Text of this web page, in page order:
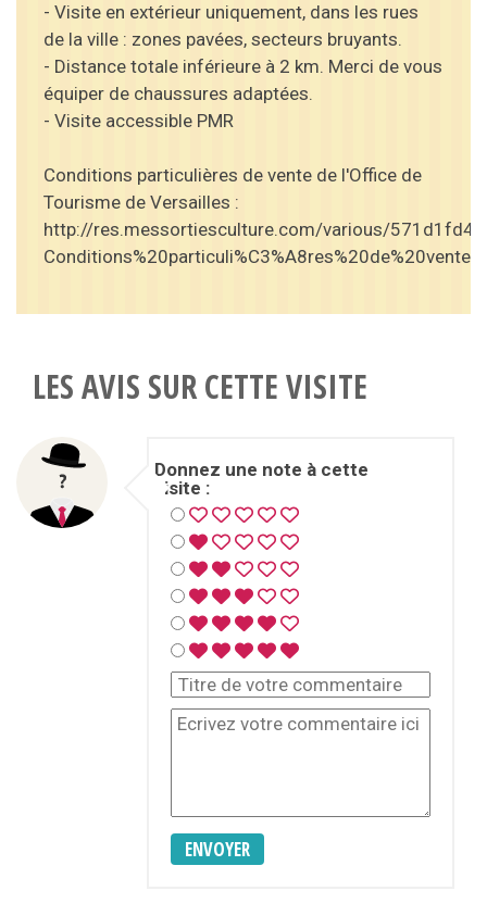
- Visite en extérieur uniquement, dans les rues
de la ville : zones pavées, secteurs bruyants.
- Distance totale inférieure à 2 km. Merci de vous
équiper de chaussures adaptées.
- Visite accessible PMR
Conditions particulières de vente de l'Office de
Tourisme de Versailles :
http://res.messortiesculture.com/various/
LES AVIS SUR CETTE VISITE
Donnez une note à cette
visite :
ENVOYER